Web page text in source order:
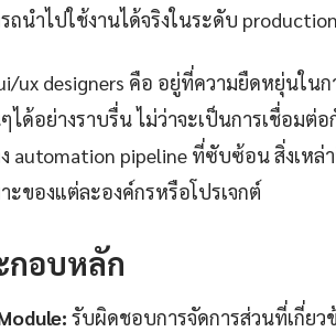
ถนำไปใช้งานได้จริงในระดับ
ux designers คือ อยู่ที่ความยืดหยุ่นใน
ด้อย่างราบรื่น ไม่ว่าจะเป็นการเชื่อมต่
automation pipeline ที่ซับซ้อน สิ่งเห
ะของแต่ละองค์กรหรือโปรเจกต์
กอบหลัก
รับผิดชอบการจัดการส่วนที่เกี่ยว